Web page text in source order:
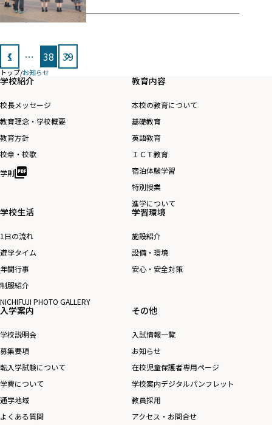
投
稿
の
ペ
ー
ジ
送
り
1 … 38 39
トップ/お知らせ
学校紹介
校長メッセージ
教育理念・学校概要
教育方針
校章・校歌
学則
教育内容
本校の教育について
基礎教育
英語教育
ＩＣＴ教育
宿泊体験学習
特別授業
進学について
学校生活
1日の流れ
遊学タイム
年間行事
制服紹介
NICHIFUJI PHOTO GALLERY
学習環境
施設紹介
設備・環境
安心・安全対策
入学案内
学校説明会
募集要項
転入学試験について
学費について
通学地域
よくある質問
その他
入試情報一覧
お知らせ
在校児童保護者専用ページ
学校案内デジタルパンフレット
教員採用
アクセス・お問合せ